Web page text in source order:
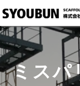
ミスパ